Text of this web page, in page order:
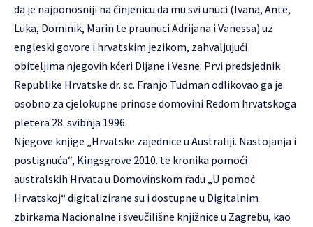
da je najponosniji na činjenicu da mu svi unuci (Ivana, Ante,
Luka, Dominik, Marin te praunuci Adrijana i Vanessa) uz
engleski govore i hrvatskim jezikom, zahvaljujući
obiteljima njegovih kćeri Dijane i Vesne. Prvi predsjednik
Republike Hrvatske dr. sc. Franjo Tuđman odlikovao ga je
osobno za cjelokupne prinose domovini Redom hrvatskoga
pletera 28. svibnja 1996.
Njegove knjige „Hrvatske zajednice u Australiji. Nastojanja i
postignuća“, Kingsgrove 2010. te kronika pomoći
australskih Hrvata u Domovinskom radu „U pomoć
Hrvatskoj“ digitalizirane su i dostupne u Digitalnim
zbirkama Nacionalne i sveučilišne knjižnice u Zagrebu, kao